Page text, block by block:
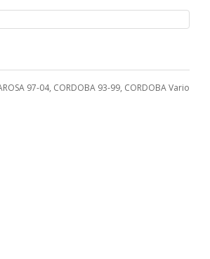
97-04, CORDOBA 93-99, CORDOBA Vario